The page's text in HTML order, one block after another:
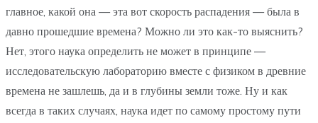
главное, какой она — эта вот скорость распадения — была в
давно прошедшие времена? Можно ли это как-то выяснить?
Нет, этого наука определить не может в принципе —
исследовательскую лабораторию вместе с физиком в древние
времена не зашлешь, да и в глубины земли тоже. Ну и как
всегда в таких случаях, наука идет по самому простому пути